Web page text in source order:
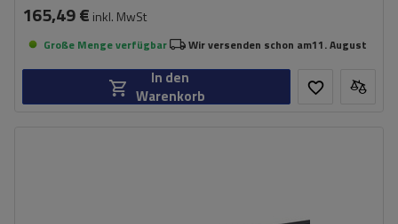
165,49 € inkl. MwSt
Große Menge verfügbar Wir versenden schon am11. August
In den
Warenkorb